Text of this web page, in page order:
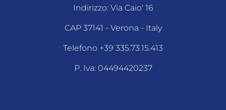
Indirizzo: Via Caio' 16
CAP 37141 - Verona - Italy
Telefono +39 335.73.15.413
P. Iva: 04494420237